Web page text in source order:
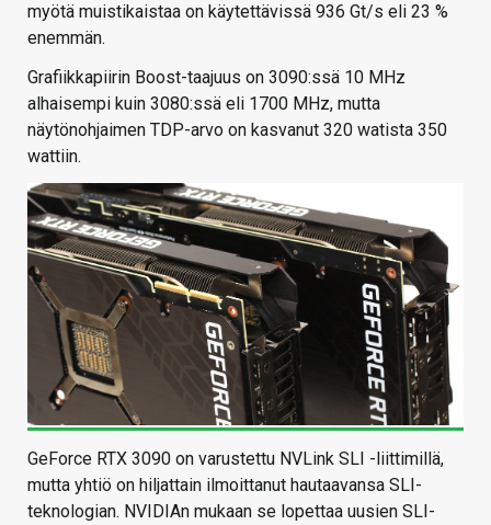
myötä muistikaistaa on käytettävissä 936 Gt/s eli 23 %
enemmän.
Grafiikkapiirin Boost-taajuus on 3090:ssä 10 MHz
alhaisempi kuin 3080:ssä eli 1700 MHz, mutta
näytönohjaimen TDP-arvo on kasvanut 320 watista 350
wattiin.
GeForce RTX 3090 on varustettu NVLink SLI -liittimillä,
mutta yhtiö on hiljattain ilmoittanut hautaavansa SLI-
teknologian. NVIDIAn mukaan se lopettaa uusien SLI-